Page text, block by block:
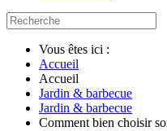
Vous êtes ici :
Accueil
Accueil
Jardin & barbecue
Jardin & barbecue
Comment bien choisir